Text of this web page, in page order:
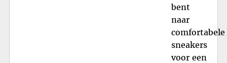
bent
naar
comfortabele
sneakers
voor een